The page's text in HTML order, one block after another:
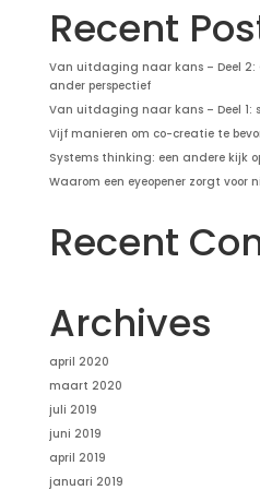
Recent
Van uitdaging naar kans – Deel 2:
ander perspectief
Van uitdaging naar kans – Deel 1:
Vijf manieren om co-creatie te
Systems thinking: een andere kijk
Waarom een eyeopener zorgt voor
Recent
Archives
april 2020
maart 2020
juli 2019
juni 2019
april 2019
januari 2019